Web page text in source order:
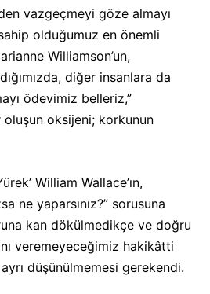
vazgeçmeyi göze almayı
olduğumuz en önemli
Williamson’un,
diğer insanlara da
ödevimiz belleriz,”
oksijeni; korkunun
William Wallace’ın,
ne yaparsınız?” sorusuna
kan dökülmedikçe ve doğru
veremeyeceğimiz hakikâtti
düşünülmemesi gerekendi.